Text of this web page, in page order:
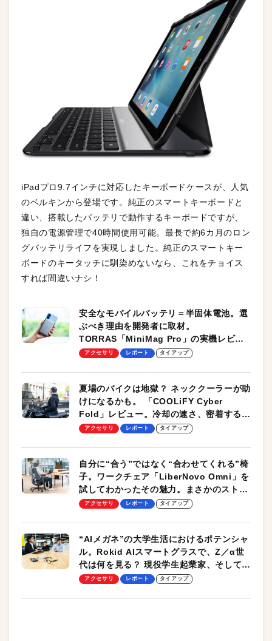
iPadプロ9.7インチに対応したキーボードケースが、人気
のベルキンから登場です。純正のスマートキーボードと
違い、搭載したバッテリで動作するキーボードですが、
独自の電源管理で40時間使用可能。最長で約6カ月のロン
グバッテリライフを実現しました。純正のスマートキー
ボードのキータッチに馴染めないなら、これをチョイス
すれば間違いナシ！
安全なモバイルバッテリ＝半固体電池。選
ぶべき理由を開発者に取材。
TORRAS「MiniMag Pro」の実機レビュ
ーも
アクセサリ レポート タイアップ
夏場のバイクは地獄？ ネッククーラーが助
けになるかも。 「COOLiFY Cyber
Fold」レビュー。冷却の速さ、密着する冷
却プレート、シンプルな操作性がグッド！
アクセサリ レポート タイアップ
自分に“合う”ではなく“合わせてくれる”椅
子。ワークチェア「LiberNovo Omni」を
試してわかったその魅力。まさかのストレ
ッチ機能も搭載
アクセサリ レポート タイアップ
“AIメガネ”の大学生活におけるポテンシャ
ル。Rokid AIスマートグラスで、Z／α世
代は何を見る？ 現役学生起業家、そして教
授による体験会レポート【PR】
アクセサリ レポート タイアップ